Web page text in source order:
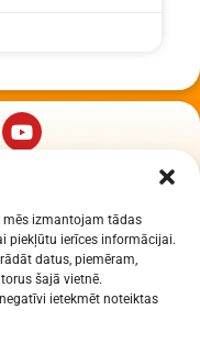
mēs izmantojam tādas
piekļūtu ierīces informācijai.
datus, piemēram,
šajā vietnē.
ietekmēt noteiktas
LV-5401
(IZM)
90000077325